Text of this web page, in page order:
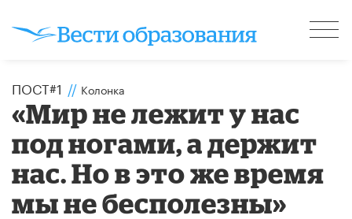
ПОСТ#1 // Колонка
«Мир не лежит у нас
под ногами, а держит
нас. Но в это же время
мы не бесполезны»